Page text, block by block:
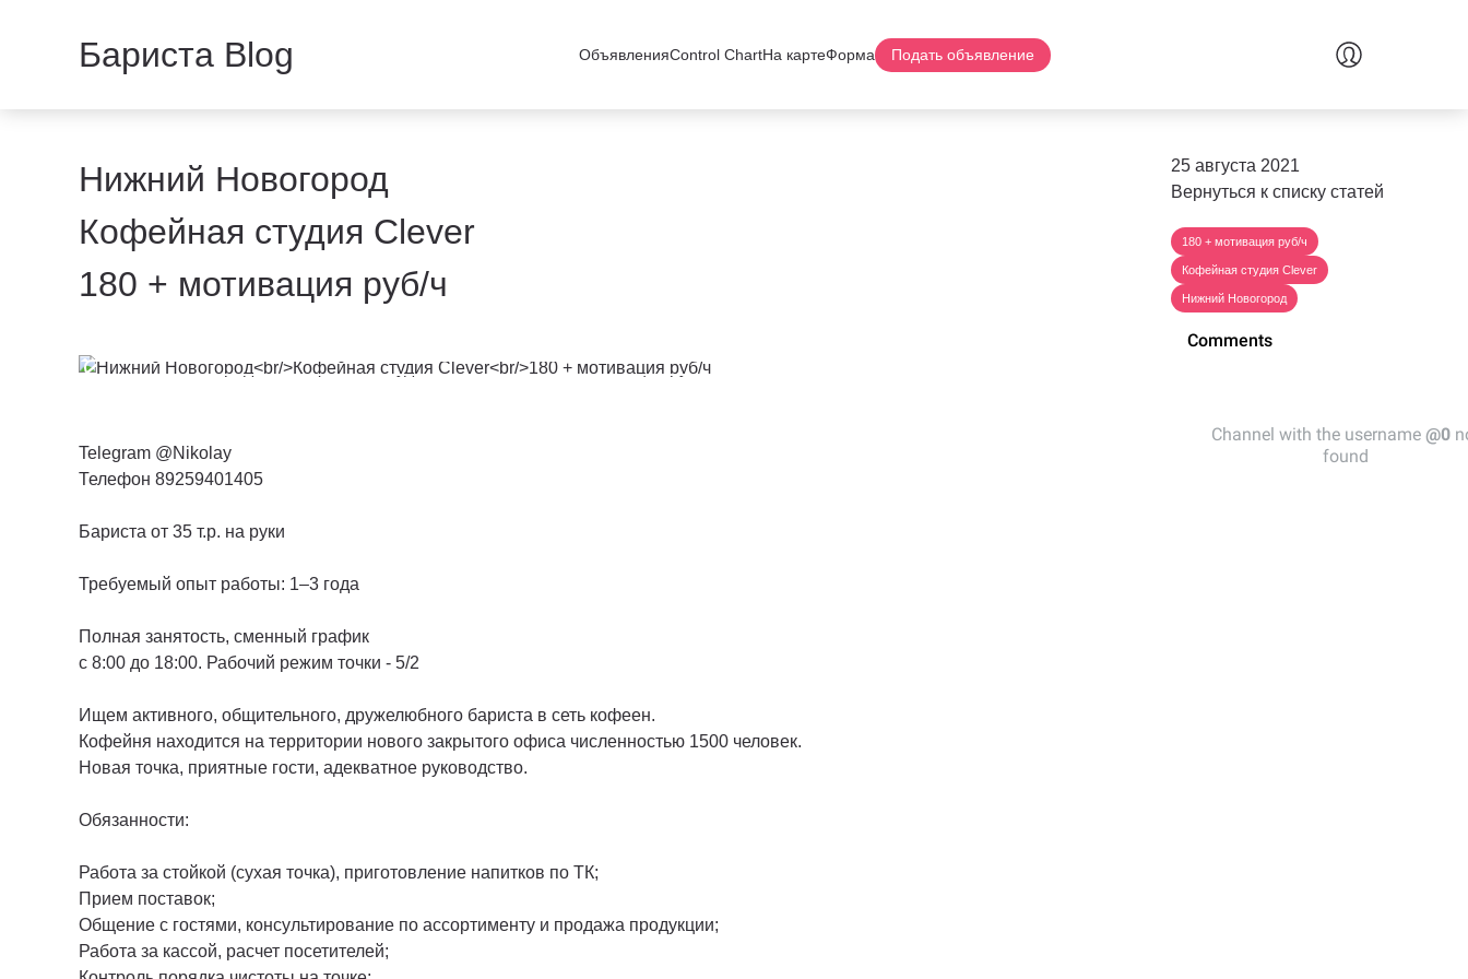
Бариста Blog ОбъявленияControl ChartНа картеФорма Подать объявление
Нижний Новогород
Кофейная студия Clever
180 + мотивация руб/ч
Telegram @Nikolay
Телефон 89259401405
Бариста от 35 т.р. на руки
Требуемый опыт работы: 1–3 года
Полная занятость, сменный график
c 8:00 до 18:00. Рабочий режим точки - 5/2
Ищем активного, общительного, дружелюбного бариста в сеть кофеен.
Кофейня находится на территории нового закрытого офиса численностью 1500 человек.
Новая точка, приятные гости, адекватное руководство.
Обязанности:
Работа за стойкой (сухая точка), приготовление напитков по ТК;
Прием поставок;
Общение с гостями, консультирование по ассортименту и продажа продукции;
Работа за кассой, расчет посетителей;
25 августа 2021
Вернуться к списку статей
180 + мотивация руб/ч
Кофейная студия Clever
Нижний Новогород